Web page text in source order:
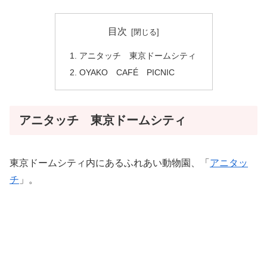
目次
アニタッチ 東京ドームシティ
OYAKO CAFÉ PICNIC
アニタッチ 東京ドームシティ
東京ドームシティ内にあるふれあい動物園、「 アニタッ
チ 」。